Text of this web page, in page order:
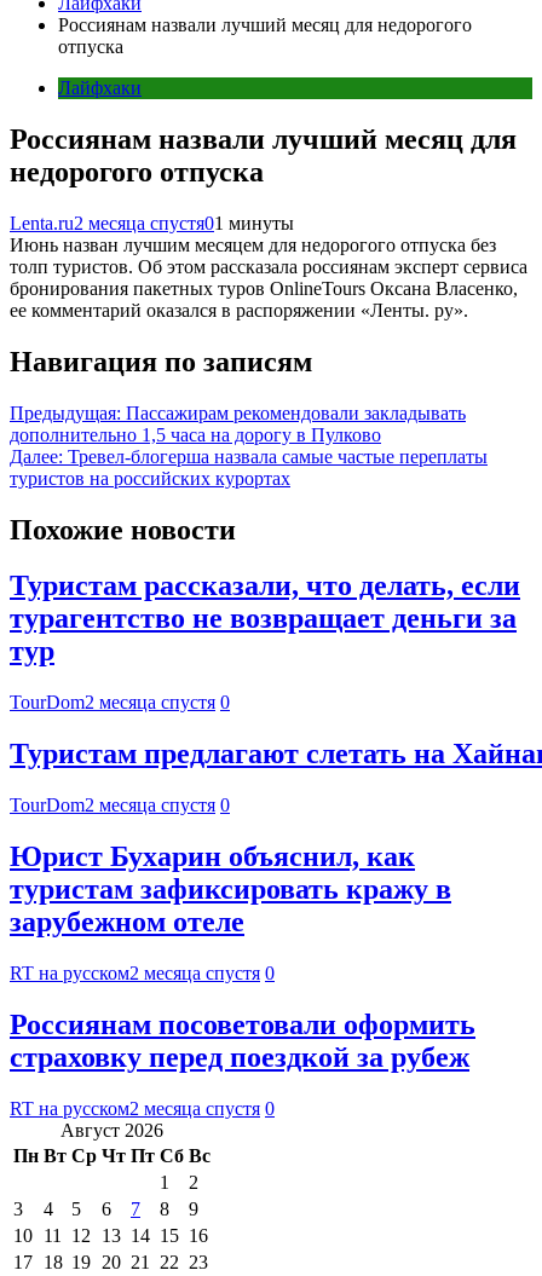
Россиянам назвали лучший месяц для недорогого
отпуска
Лайфхаки
Россиянам назвали лучший месяц для
недорогого отпуска
Lenta.ru2 месяца спустя01 минуты
Июнь назван лучшим месяцем для недорогого отпуска без
толп туристов. Об этом рассказала россиянам эксперт сервиса
бронирования пакетных туров OnlineTours Оксана Власенко,
ее комментарий оказался в распоряжении «Ленты. ру».
Навигация по записям
Предыдущая: Пассажирам рекомендовали закладывать
дополнительно 1,5 часа на дорогу в Пулково
Далее: Тревел-блогерша назвала самые частые переплаты
туристов на российских курортах
Похожие новости
Туристам рассказали, что делать, если
турагентство не возвращает деньги за
тур
TourDom2 месяца спустя 0
Туристам предлагают слетать на
TourDom2 месяца спустя 0
Юрист Бухарин объяснил, как
туристам зафиксировать кражу в
зарубежном отеле
RT на русском2 месяца спустя 0
Россиянам посоветовали оформить
страховку перед поездкой за рубеж
RT на русском2 месяца спустя 0
Август 2026
Пн Вт Ср Чт Пт Сб Вс
1
2
3
4 5 6 7 8
9
10 11 12 13 14 15 16
17 18 19 20 21 22 23